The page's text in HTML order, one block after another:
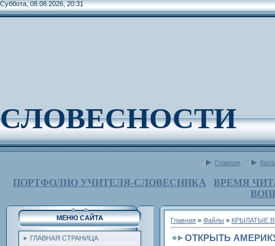
Суббота, 08.08.2026, 20:31
СЛОВЕСНОСТИ
Главная
ПОРТФОЛИО УЧИТЕЛЯ-СЛОВЕСНИКА
ВРЕМЯ
МЕНЮ САЙТА
ГЛАВНАЯ СТРАНИЦА
Главная » Файлы » КРЫЛАТЫЕ
ОТКРЫТЬ